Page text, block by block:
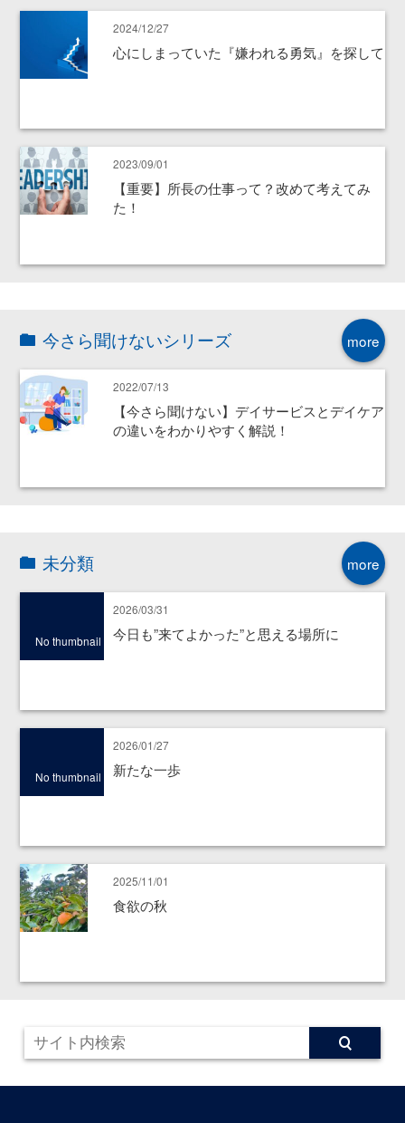
2024/12/27
心にしまっていた『嫌われる勇気』を探して
2023/09/01
【重要】所長の仕事って？改めて考えてみ
た！
more
今さら聞けないシリーズ
2022/07/13
【今さら聞けない】デイサービスとデイケア
の違いをわかりやすく解説！
more
未分類
No thumbnail
2026/03/31
今日も”来てよかった”と思える場所に
No thumbnail
2026/01/27
新たな一歩
2025/11/01
食欲の秋